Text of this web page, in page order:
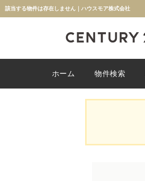
該当する物件は存在しません｜ハウスモア株式会社
ホーム 物件検索